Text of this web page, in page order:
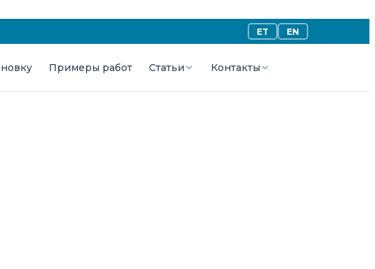
ET EN
Примеры работ Статьи Контакты